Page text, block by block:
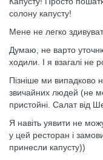
солону капусту!
Мене не легко
Думаю, не варто
ходили. І я взагалі не
Пізніше ми випадково
звичайних людей (не
пристойні. Салат від
Я навіть уявити не
у цей ресторан і
принесли капусту))